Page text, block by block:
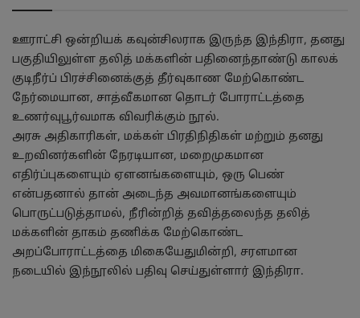
ஊராட்சி ஒன்றியக் கவுன்சிலராக இருந்த இந்திரா, தனது
பகுதியிலுள்ள தலித் மக்களின் பதினைந்தாண்டு காலக்
குடிநீர்ப் பிரச்சினைக்குத் தீர்வுகாண மேற்கொண்ட
நேர்மையான, சாத்வீகமான தொடர் போராட்டத்தை
உணர்வுபூர்வமாக விவரிக்கும் நூல்.
அரசு அதிகாரிகள், மக்கள் பிரதிநிதிகள் மற்றும் தனது
உறவினர்களின் நேரடியான, மறைமுகமான
எதிர்ப்புகளையும் ஏளனங்களையும், ஒரு பெண்
என்பதனால் தான் அடைந்த அவமானங்களையும்
பொருட்படுத்தாமல், நீரின்றித் தவித்தலைந்த தலித்
மக்களின் தாகம் தணிக்க மேற்கொண்ட
அறப்போராட்டத்தை மிகையேதுமின்றி, சரளமான
நடையில் இந்நூலில் பதிவு செய்துள்ளார் இந்திரா.